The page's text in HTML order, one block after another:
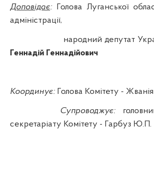
Доповідає:
Голова Луганської
адміністрації,
народний депутат
Геннадій Геннадійович
Координує: Голова Комітету -
Супроводжує:
секретаріату Комітету - Гарбуз Ю.П.